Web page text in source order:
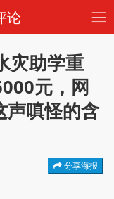
论
灾助学重
元，网
声嗔怪的含
分享海报